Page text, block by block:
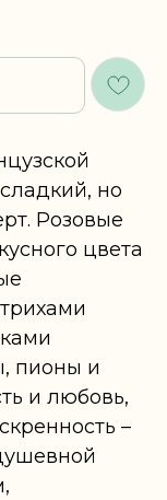
но
Розовые
цвета
пионы и
и любовь,
–